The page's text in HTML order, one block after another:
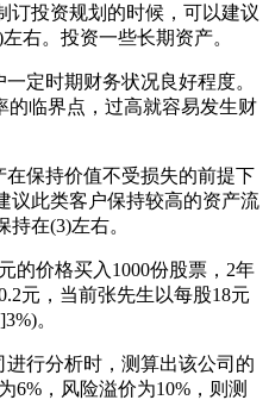
订投资规划的时候，可以建议
右。投资一些长期资产。
定时期财务状况良好程度。
的临界点，过高就容易发生财
在保持价值不受损失的前提下
议此类客户保持较高的资产流
在(3)左右。
的价格买入1000份股票，2年
元，当前张先生以每股18元
。
行分析时，测算出该公司的
6%，风险溢价为10%，则测